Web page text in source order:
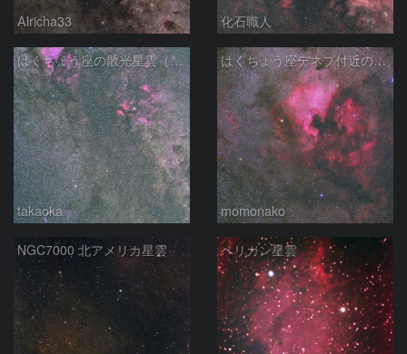
Alricha33 化石職人
はくちょう座の散光星雲（１００ｍｍ）
takaoka
はくちょう座デネブ付近の空域 260720
momonako
NGC7000 北アメリカ星雲 ペリカン星雲